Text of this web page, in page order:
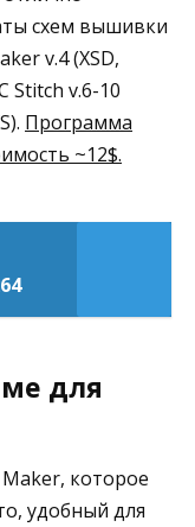
схем вышивки
v.4 (XSD,
Stitch v.6-10
Программа
~12$.
для
которое
удобный для